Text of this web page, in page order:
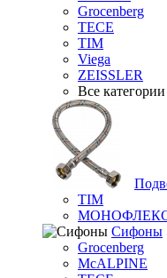
Grocenberg
TECE
TIM
Viega
ZEISSLER
Все
TIM
Сифоны
Grocenberg
McALPINE